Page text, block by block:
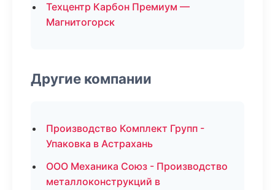
Техцентр Карбон Премиум —
Магнитогорск
Другие компании
Производство Комплект Групп -
Упаковка в Астрахань
ООО Механика Союз - Производство
металлоконструкций в